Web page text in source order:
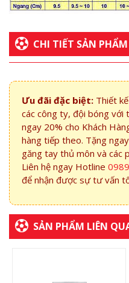
CHI TIẾT SẢN PHẨM
Ưu đãi đặc biệt: Thiết
các công ty, đội bóng với
ngay 20% cho Khách
hàng tiếp theo. Tặng
găng tay thủ môn và các
Liên hệ ngay Hotline
để nhận được sự tư vấn
SẢN PHẨM LIÊN